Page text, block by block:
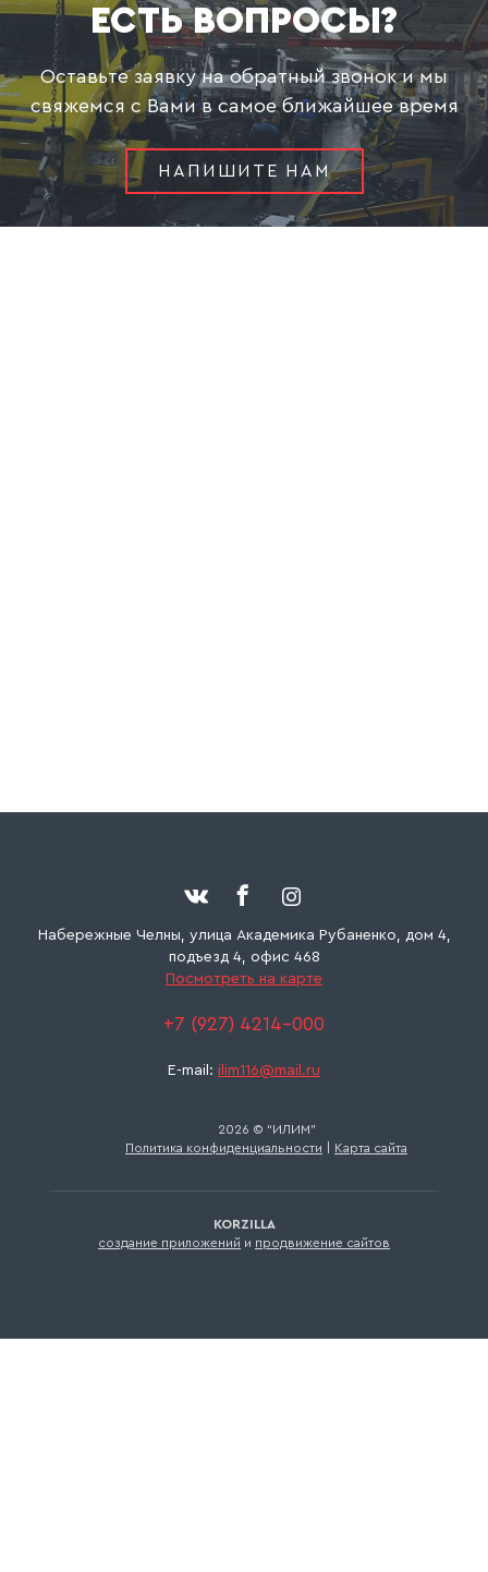
ЕСТЬ ВОПРОСЫ?
Оставьте заявку на обратный звонок и мы
свяжемся с Вами в самое ближайшее время
НАПИШИТЕ НАМ
Набережные Челны, улица Академика Рубаненко, дом 4,
подъезд 4, офис 468
Посмотреть на карте
+7 (927) 4214-000
E-mail: ilim116@mail.ru
2026 © “ИЛИМ”
Политика конфиденциальности
Карта сайта
создание приложений и продвижение сайтов